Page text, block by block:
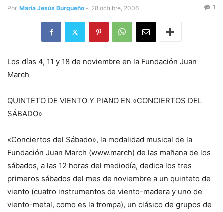
Por María Jesús Burgueño - 28 octubre, 2006 1
Los días 4, 11 y 18 de noviembre en la Fundación Juan
March
QUINTETO DE VIENTO Y PIANO EN «CONCIERTOS DEL
SÁBADO»
«Conciertos del Sábado», la modalidad musical de la
Fundación Juan March (www.march) de las mañana de los
sábados, a las 12 horas del mediodía, dedica los tres
primeros sábados del mes de noviembre a un quinteto de
viento (cuatro instrumentos de viento-madera y uno de
viento-metal, como es la trompa), un clásico de grupos de